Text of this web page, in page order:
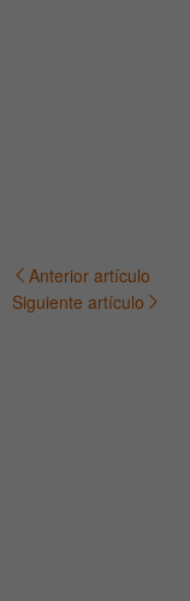
Navegación
Anterior artículo
Siguiente artículo